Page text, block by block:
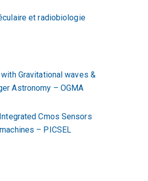
et radiobiologie
Gravitational waves &
Astronomy – OGMA
Cmos Sensors
– PICSEL